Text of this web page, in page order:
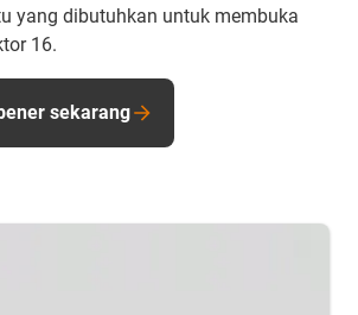
yang dibutuhkan untuk membuka
16.
sekarang